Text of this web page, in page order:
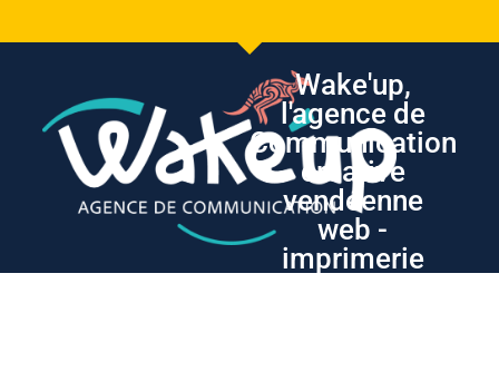
Wake'up,
l'agence de
Communication
créative
vendéenne
web -
imprimerie